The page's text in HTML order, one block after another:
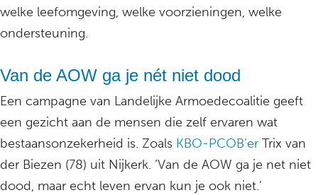
welke leefomgeving, welke voorzieningen, welke
ondersteuning.
Van de AOW ga je nét niet dood
Een campagne van Landelijke Armoedecoalitie geeft
een gezicht aan de mensen die zelf ervaren wat
bestaansonzekerheid is. Zoals KBO-PCOB’er Trix van
der Biezen (78) uit Nijkerk. ‘Van de AOW ga je net niet
dood, maar echt leven ervan kun je ook niet.’